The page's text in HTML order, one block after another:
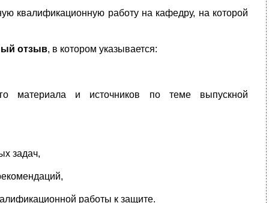
квалификационную работу на кафе­д­ру, на которой
отзыв, в котором указывается:
материала и источников по теме выпускной
задач,
работы к защите.